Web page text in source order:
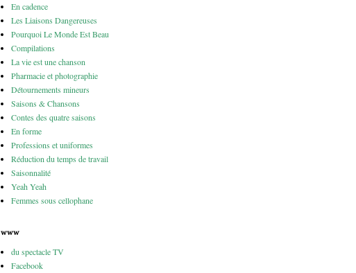
En cadence
Les Liaisons Dangereuses
Pourquoi Le Monde Est Beau
Compilations
La vie est une chanson
Pharmacie et photographie
Détournements mineurs
Saisons & Chansons
Contes des quatre saisons
En forme
Professions et uniformes
Réduction du temps de travail
Saisonnalité
Yeah Yeah
Femmes sous cellophane
www
du spectacle TV
Facebook